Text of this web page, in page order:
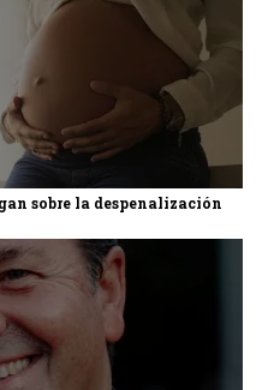
sobre la despenalización